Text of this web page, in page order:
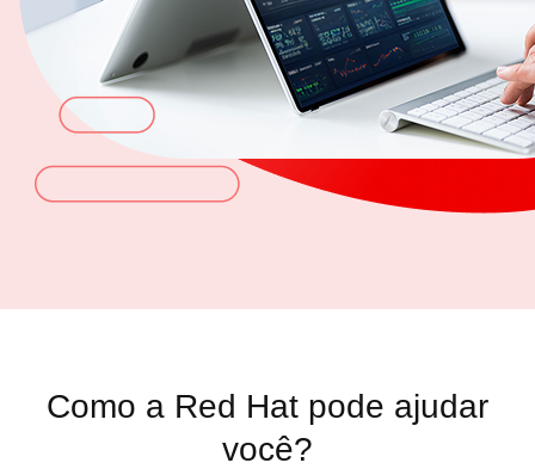
Como a Red Hat pode ajudar
você?